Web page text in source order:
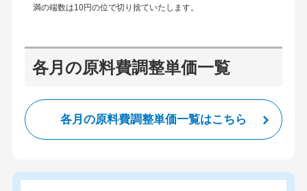
満の端数は10円の位で切り捨ていたします。
各月の原料費調整単価一覧
各月の原料費調整単価一覧はこちら